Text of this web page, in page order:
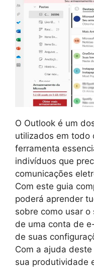
O Outlook é um
utilizados em todo
ferramenta
indivíduos que
comunicações
Com este guia
poderá aprender
sobre como usar
de uma conta de
de suas
Com a ajuda
sua produtividade